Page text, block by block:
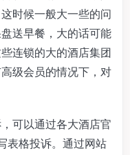
时候一般大一些的问
送早餐，大的话可能
连锁的大的酒店集团
级会员的情况下，对
可以通过各大酒店官
表格投诉。通过网站